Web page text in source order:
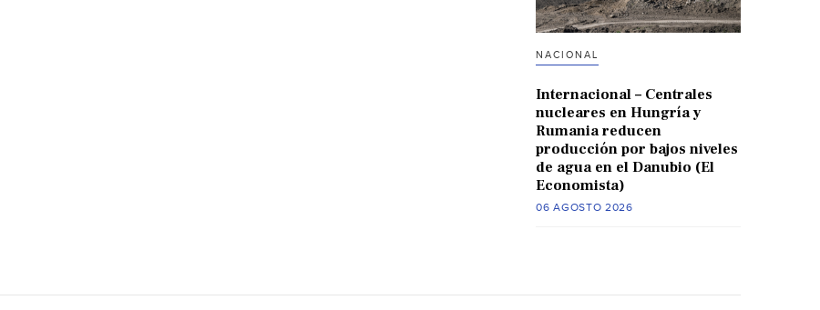
NACIONAL
Internacional – Centrales
nucleares en Hungría y
Rumania reducen
producción por bajos niveles
de agua en el Danubio (El
Economista)
06 AGOSTO 2026